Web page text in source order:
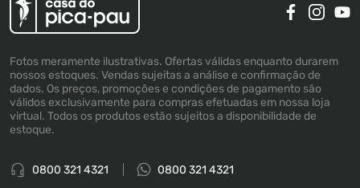
Fotos meramente ilustrativas. Ofertas válidas enquanto durarem
nossos estoques. Vendas sujeitas a análise e confirmação de
dados. Os preços, promoções e condições de pagamento são
válidos exclusivamente para compras efetuadas em nossa loja
virtual. Todos os produtos estão sujeitos a disponibilidade de
estoque.
0800 321 4321 0800 321 4321